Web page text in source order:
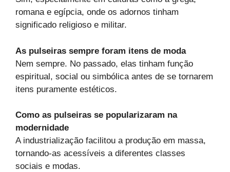
romana e egípcia, onde os adornos tinham
significado religioso e militar.
As pulseiras sempre foram itens de moda
Nem sempre. No passado, elas tinham função
espiritual, social ou simbólica antes de se tornarem
itens puramente estéticos.
Como as pulseiras se popularizaram na
modernidade
A industrialização facilitou a produção em massa,
tornando-as acessíveis a diferentes classes
sociais e modas.